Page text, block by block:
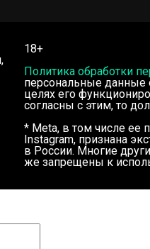
18+
Политика обработки
персональные данные
целях его
согласны с этим, то
* Meta, в том числе ее
Instagram, признана
в России. Многие
же запрещены к